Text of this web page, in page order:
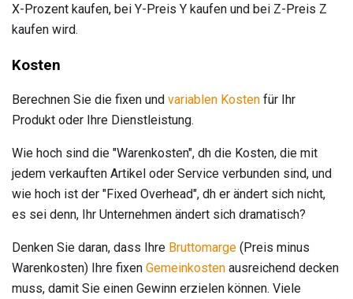
X-Prozent kaufen, bei Y-Preis Y kaufen und bei Z-Preis Z
kaufen wird.
Kosten
Berechnen Sie die fixen und variablen Kosten für Ihr
Produkt oder Ihre Dienstleistung.
Wie hoch sind die "Warenkosten", dh die Kosten, die mit
jedem verkauften Artikel oder Service verbunden sind, und
wie hoch ist der "Fixed Overhead", dh er ändert sich nicht,
es sei denn, Ihr Unternehmen ändert sich dramatisch?
Denken Sie daran, dass Ihre Bruttomarge (Preis minus
Warenkosten) Ihre fixen Gemeinkosten ausreichend decken
muss, damit Sie einen Gewinn erzielen können. Viele